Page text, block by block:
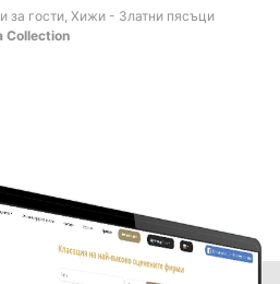
за гости, Хижи - Златни пясъци
Collection